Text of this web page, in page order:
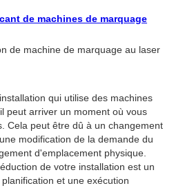
de machines de marquage
de machine de marquage au laser
qui utilise des machines
peut arriver un moment où vous
Cela peut être dû à un changement
modification de la demande du
d'emplacement physique.
de votre installation est un
et une exécution